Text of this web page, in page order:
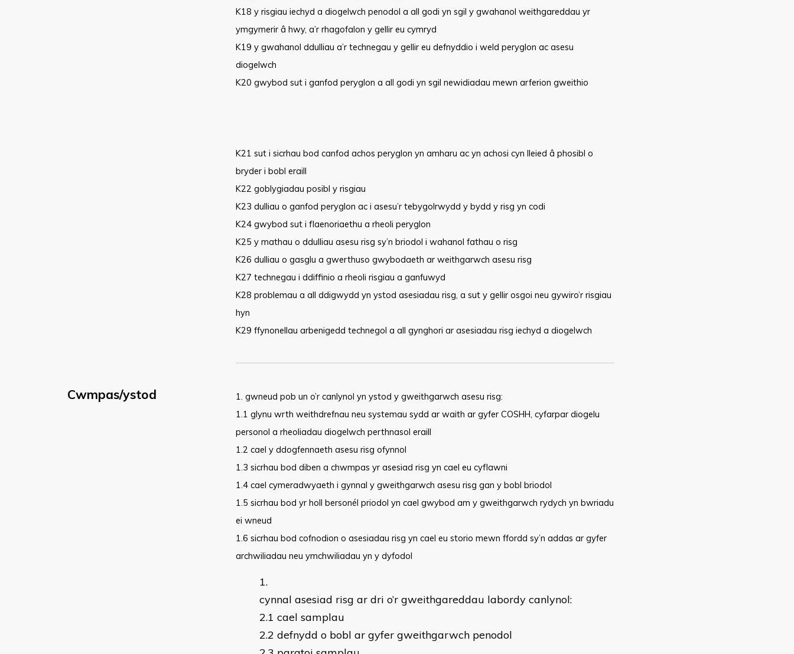
K18 y risgiau iechyd a diogelwch penodol a all godi yn sgil y gwahanol weithgareddau yr
ymgymerir â hwy, a’r rhagofalon y gellir eu cymryd
K19 y gwahanol ddulliau a’r technegau y gellir eu defnyddio i weld peryglon ac asesu
diogelwch
K20 gwybod sut i ganfod peryglon a all godi yn sgil newidiadau mewn arferion gweithio
K21 sut i sicrhau bod canfod achos peryglon yn amharu ac yn achosi cyn lleied â phosibl o
bryder i bobl eraill
K22 goblygiadau posibl y risgiau
K23 dulliau o ganfod peryglon ac i asesu’r tebygolrwydd y bydd y risg yn codi
K24 gwybod sut i flaenoriaethu a rheoli peryglon
K25 y mathau o ddulliau asesu risg sy’n briodol i wahanol fathau o risg
K26 dulliau o gasglu a gwerthuso gwybodaeth ar weithgarwch asesu risg
K27 technegau i ddiffinio a rheoli risgiau a ganfuwyd
K28 problemau a all ddigwydd yn ystod asesiadau risg, a sut y gellir osgoi neu gywiro’r risgiau
hyn
K29 ffynonellau arbenigedd technegol a all gynghori ar asesiadau risg iechyd a diogelwch
Cwmpas/ystod
​1. gwneud pob un o’r canlynol yn ystod y gweithgarwch asesu risg:
1.1 glynu wrth weithdrefnau neu systemau sydd ar waith ar gyfer COSHH, cyfarpar diogelu
personol a rheoliadau diogelwch perthnasol eraill
1.2 cael y ddogfennaeth asesu risg ofynnol
1.3 sicrhau bod diben a chwmpas yr asesiad risg yn cael eu cyflawni
1.4 cael cymeradwyaeth i gynnal y gweithgarwch asesu risg gan y bobl briodol
1.5 sicrhau bod yr holl bersonél priodol yn cael gwybod am y gweithgarwch rydych yn bwriadu
ei wneud
1.6 sicrhau bod cofnodion o asesiadau risg yn cael eu storio mewn ffordd sy’n addas ar gyfer
archwiliadau neu ymchwiliadau yn y dyfodol
cynnal asesiad risg ar dri o’r gweithgareddau labordy canlynol:
2.1 cael samplau
2.2 defnydd o bobl ar gyfer gweithgarwch penodol